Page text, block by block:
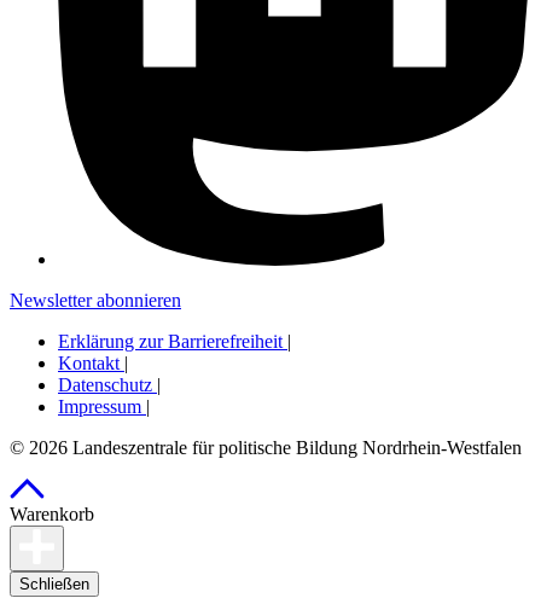
Newsletter abonnieren
Erklärung zur Barrierefreiheit |
Kontakt |
Datenschutz |
Impressum |
© 2026 Landeszentrale für politische Bildung Nordrhein-Westfalen
Warenkorb
Schließen